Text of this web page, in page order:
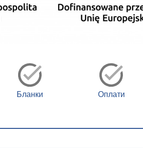
Бланки Оплати